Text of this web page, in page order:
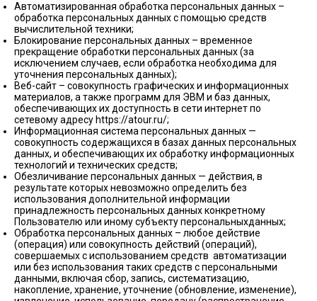
Автоматизированная обработка персональных данных –
обработка персональных данных с помощью средств
вычислительной техники;
Блокирование персональных данных – временное
прекращение обработки персональных данных (за
исключением случаев, если обработка необходима для
уточнения персональных данных);
Веб-сайт – совокупность графических и информационных
материалов, а также программ для ЭВМ и баз данных,
обеспечивающих их доступность в сети интернет по
сетевому адресу https://atour.ru/;
Информационная система персональных данных —
совокупность содержащихся в базах данных персональных
данных, и обеспечивающих их обработку информационных
технологий и технических средств;
Обезличивание персональных данных — действия, в
результате которых невозможно определить без
использования дополнительной информации
принадлежность персональных данных конкретному
Пользователю или иному субъекту персональныхданных;
Обработка персональных данных – любое действие
(операция) или совокупность действий (операций),
совершаемых с использованием средств автоматизации
или без использования таких средств с персональными
данными, включая сбор, запись, систематизацию,
накопление, хранение, уточнение (обновление, изменение),